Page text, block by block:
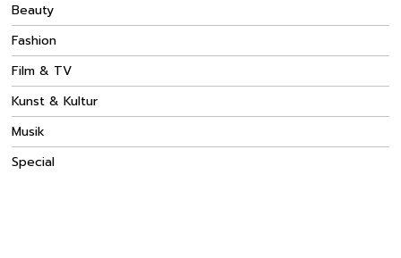
Beauty
Fashion
Film & TV
Kunst & Kultur
Musik
Special